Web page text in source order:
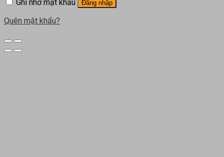
Ghi nhớ mật khẩu
Đăng nhập
Quên mật khẩu?